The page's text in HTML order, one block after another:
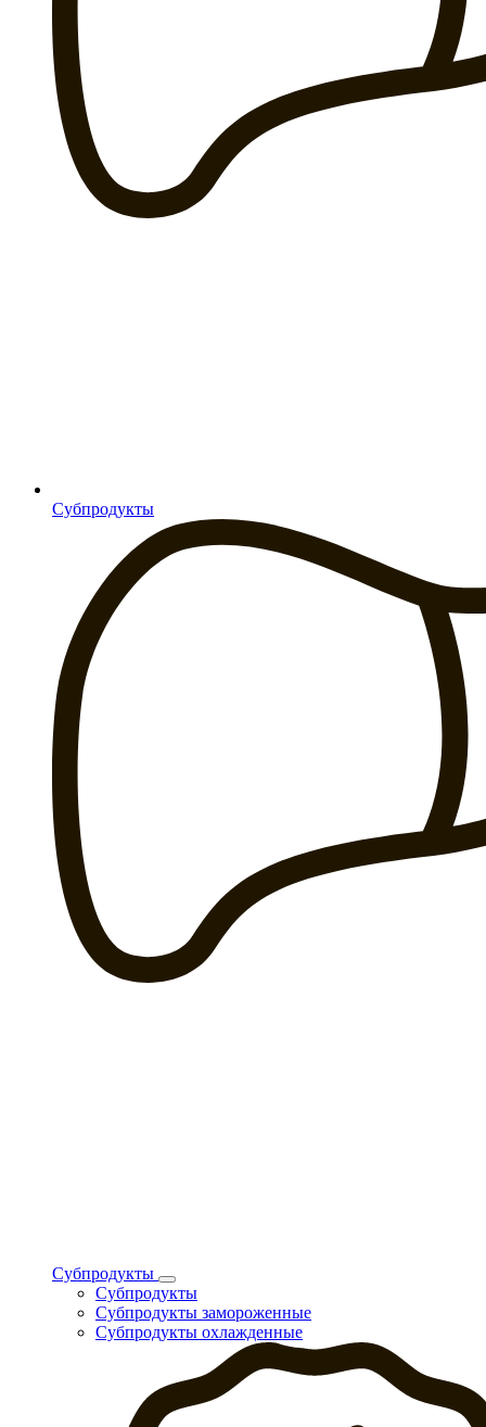
Субпродукты
Субпродукты
Субпродукты
Субпродукты замороженные
Субпродукты охлажденные